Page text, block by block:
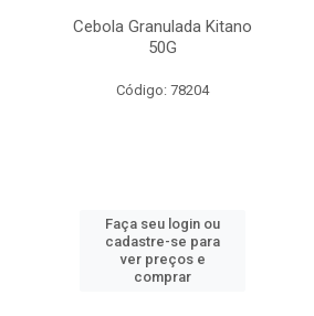
Cebola Granulada Kitano
50G
Código: 78204
Faça seu login ou
cadastre-se para
ver preços e
comprar